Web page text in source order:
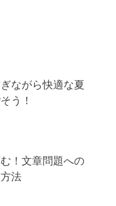
ながら快適な夏
う！
！文章問題への
法